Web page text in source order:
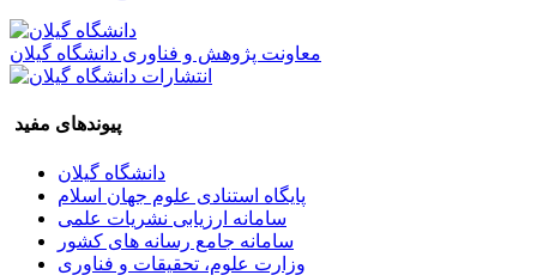
معاونت پژوهش و فناوری دانشگاه گیلان
پیوندهای مفید
دانشگاه گیلان
پایگاه استنادی علوم جهان اسلام
سامانه ارزیابی نشریات علمی
سامانه جامع رسانه های کشور
وزارت علوم، تحقیقات و فناوری